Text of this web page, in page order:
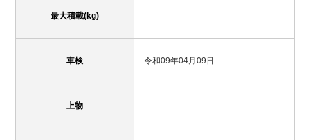
最大積載(kg)
車検 令和09年04月09日
上物